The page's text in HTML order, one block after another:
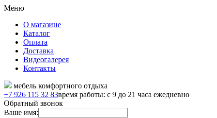
Меню
О магазине
Каталог
Оплата
Доставка
Видеогалерея
Контакты
мебель комфортного отдыха
+7 926 115 32 83время работы: с 9 до 21 часа ежедневно
Обратный звонок
Ваше имя: